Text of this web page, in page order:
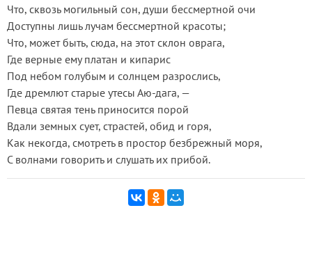
Что, сквозь могильный сон, души бессмертной очи
Доступны лишь лучам бессмертной красоты;
Что, может быть, сюда, на этот склон оврага,
Где верные ему платан и кипарис
Под небом голубым и солнцем разрослись,
Где дремлют старые утесы Аю-дага, —
Певца святая тень приносится порой
Вдали земных сует, страстей, обид и горя,
Как некогда, смотреть в простор безбрежный моря,
С волнами говорить и слушать их прибой.